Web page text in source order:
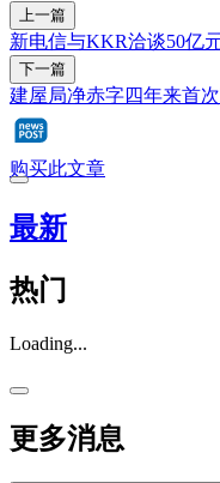
上一篇
新电信与KKR洽谈50亿
下一篇
建屋局净赤字四年来首
购买此文章
最新
热门
Loading...
更多消息